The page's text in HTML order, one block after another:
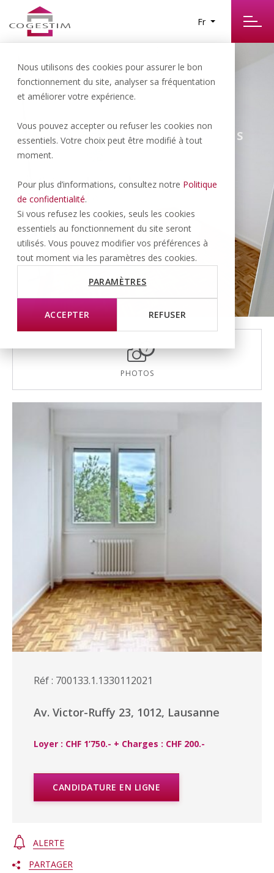
Nous utilisons des cookies pour assurer le bon
fonctionnement du site, analyser sa fréquentation
et améliorer votre expérience.
Vous pouvez accepter ou refuser les cookies non
essentiels. Votre choix peut être modifié à tout
moment.
Pour plus d’informations, consultez notre Politique
de confidentialité.
Si vous refusez les cookies, seuls les cookies
essentiels au fonctionnement du site seront
utilisés. Vous pouvez modifier vos préférences à
tout moment via les paramètres des cookies.
PARAMÈTRES
ACCEPTER REFUSER
Fr
Lausanne | 1’750.- CHF/NET/MOIS
2ème étage
76 M 3 P 1 BOX
7
PHOTOS
Réf : 700133.1.1330112021
Av. Victor-Ruffy 23, 1012, Lausanne
Loyer : CHF 1’750.- + Charges : CHF 200.-
CANDIDATURE EN LIGNE
ALERTE
PARTAGER